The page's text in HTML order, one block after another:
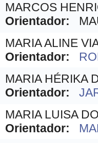
MARCOS
Orientador:
MARIA ALINE
Orientador:
MARIA HÉRIKA
Orientador:
MARIA LUISA
Orientador: